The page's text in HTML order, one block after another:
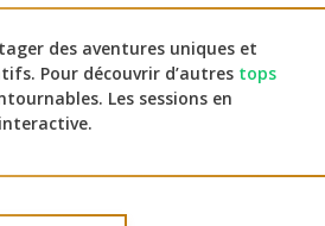
des aventures uniques et
Pour découvrir d’autres tops
Les sessions en